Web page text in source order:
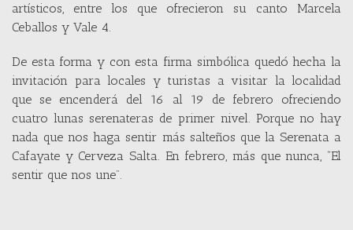
artísticos, entre los que ofrecieron su canto Marcela
Ceballos y Vale 4.
De esta forma y con esta firma simbólica quedó hecha la
invitación para locales y turistas a visitar la localidad
que se encenderá del 16 al 19 de febrero ofreciendo
cuatro lunas serenateras de primer nivel. Porque no hay
nada que nos haga sentir más salteños que la Serenata a
Cafayate y Cerveza Salta. En febrero, más que nunca, “El
sentir que nos une”.